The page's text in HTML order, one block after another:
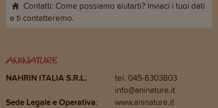
Contatti: Come possiamo aiutarti? Inviaci i tuoi dati
e ti contatteremo.
NAHRIN ITALIA S.R.L.
Sede Legale e Operativa:
tel. 045-6303803
info@aninature.it
www.aninature.it